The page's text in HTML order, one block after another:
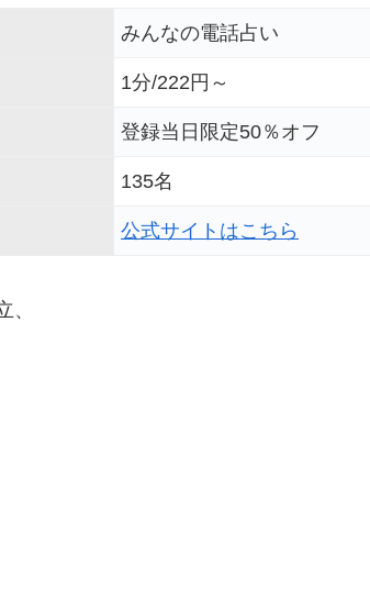
みんなの電話占い
1分/222円～
登録当日限定50％オフ
135名
公式サイトはこちら
、